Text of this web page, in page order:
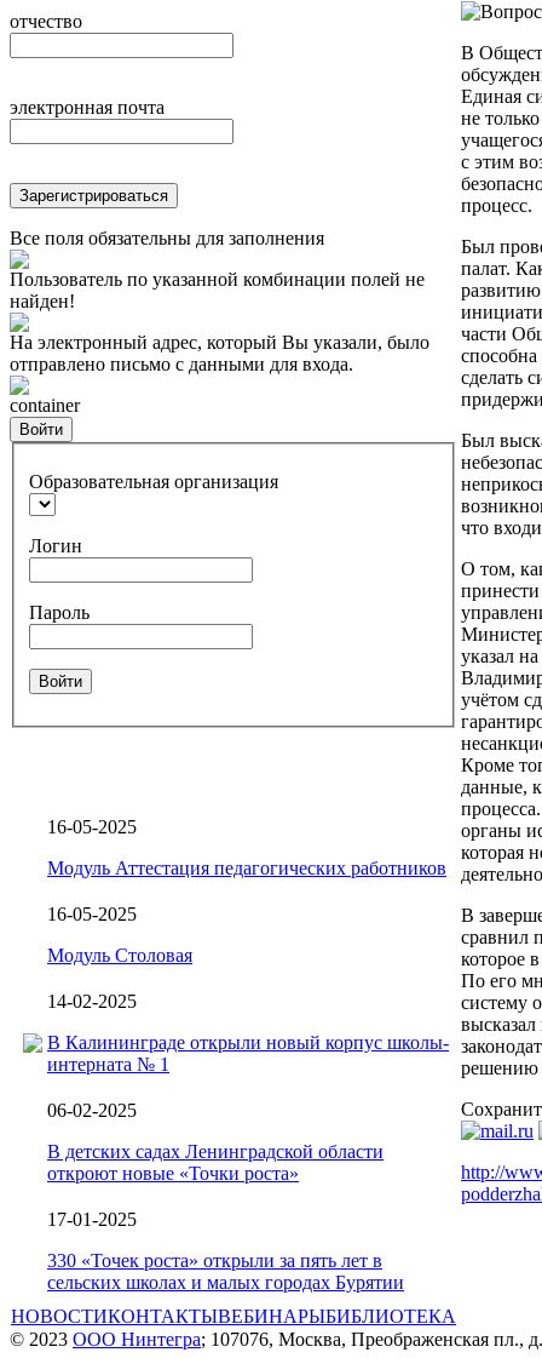
отчество
электронная почта
Зарегистрироваться
Все поля обязательны для заполнения
Пользователь по указанной комбинации полей не
найден!
На электронный адрес, который Вы указали, было
отправлено письмо с данными для входа.
container
Войти
Образовательная организация
Логин
Пароль
Войти
16-05-2025
Модуль Аттестация педагогических работников
16-05-2025
Модуль Столовая
14-02-2025
В Калининграде открыли новый корпус школы-
интерната № 1
06-02-2025
В детских садах Ленинградской области
откроют новые «Точки роста»
17-01-2025
330 «Точек роста» открыли за пять лет в
сельских школах и малых городах Бурятии
В
Единая
не
с этим
процесс.
Был
палат.
части
сделать
Был
что
О том,
принести
указал
учётом
Кроме
данные,
органы
которая
В
сравнил
которое
По его
систему
решению
http://
НОВОСТИКОНТАКТЫВЕБИНАРЫБИБЛИОТЕКА
© 2023 ООО Нинтегра; 107076, Москва, Преображенская пл.,